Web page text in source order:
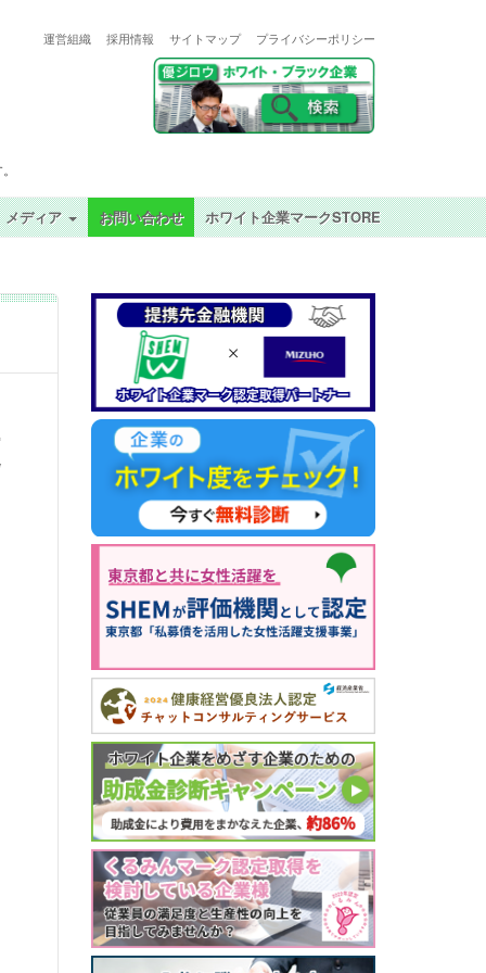
運営組織 採用情報 サイトマップ プライバシーポリシー
メディア お問い合わせ ホワイト企業マークSTORE